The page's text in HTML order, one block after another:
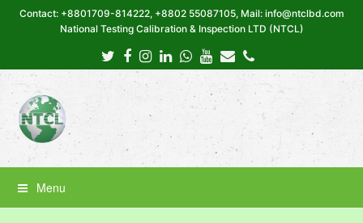
Contact: +8801709-814222, +8802 55087105, Mail: info@ntclbd.com
National Testing Calibration & Inspection LTD (NTCL)
Twitter
Facebook
Instagram
LinkedIn
Whatsapp
Youtube
EmailPhone
Menu